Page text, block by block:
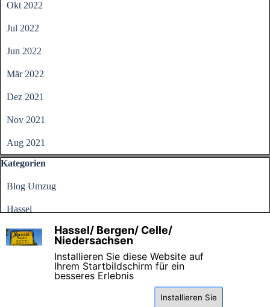
Okt 2022
Jul 2022
Jun 2022
Mär 2022
Dez 2021
Nov 2021
Aug 2021
Block überspringen Kategorien
Kategorien
Blog Umzug
Hassel
Alle KategorienHassel/ Bergen/ Celle/
Niedersachsen
Installieren Sie diese Website auf
Ihrem Startbildschirm für ein
besseres Erlebnis
Installieren Sie
X